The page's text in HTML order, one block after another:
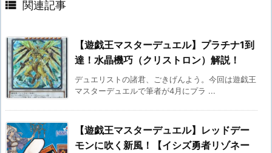
 関連記事
【遊戯王マスターデュエル】プラチナ1到
達！水晶機巧（クリストロン）解説！
デュエリストの諸君、ごきげんよう。今回は遊戯王
マスターデュエルで筆者が4月にプラ ...
【遊戯王マスターデュエル】レッドデー
モンに吹く新風！【イシズ勇者リゾネー